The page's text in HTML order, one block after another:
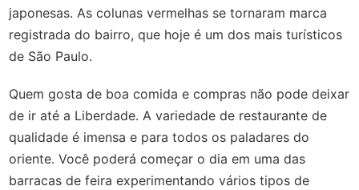
japonesas. As colunas vermelhas se tornaram marca
registrada do bairro, que hoje é um dos mais turísticos
de São Paulo.
Quem gosta de boa comida e compras não pode deixar
de ir até a Liberdade. A variedade de restaurante de
qualidade é imensa e para todos os paladares do
oriente. Você poderá começar o dia em uma das
barracas de feira experimentando vários tipos de